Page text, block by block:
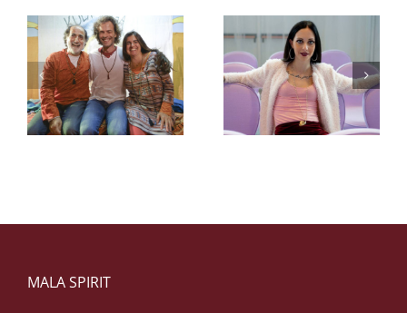
Chiara Karse
Carsenzola
Dustin Thomas
MALA SPIRIT